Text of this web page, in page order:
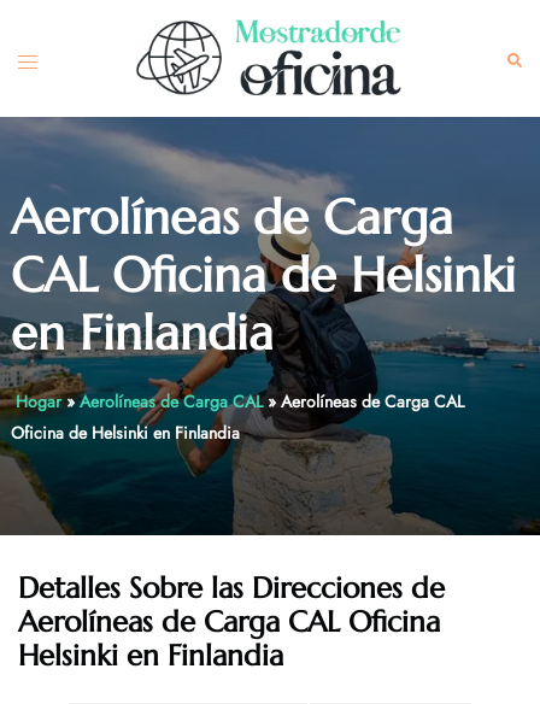
content
Toggle
Aerolíneas de Carga
CAL Oficina de Helsinki
en Finlandia
Hogar»Aerolíneas de Carga CAL»Aerolíneas de Carga CAL
Oficina de Helsinki en Finlandia
Detalles Sobre las Direcciones de
Aerolíneas de Carga CAL Oficina
Helsinki en Finlandia